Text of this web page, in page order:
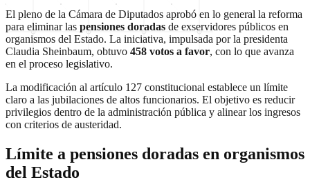
El pleno de la Cámara de Diputados aprobó en lo general la reforma
para eliminar las pensiones doradas de exservidores públicos en
organismos del Estado. La iniciativa, impulsada por la presidenta
Claudia Sheinbaum, obtuvo 458 votos a favor, con lo que avanza
en el proceso legislativo.
La modificación al artículo 127 constitucional establece un límite
claro a las jubilaciones de altos funcionarios. El objetivo es reducir
privilegios dentro de la administración pública y alinear los ingresos
con criterios de austeridad.
Límite a pensiones doradas en organismos
del Estado